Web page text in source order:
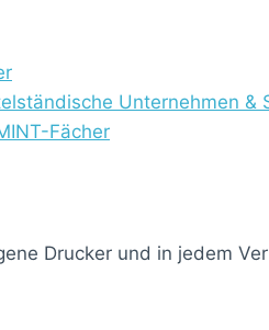
Unternehmen &
Fächer
Drucker und in jedem